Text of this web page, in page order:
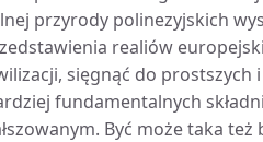
przyrody polinezyjskich
realiów
sięgnąć do
fundamentalnych
Być może taka